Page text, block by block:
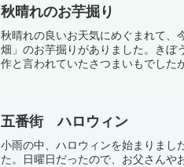
秋晴れのお芋掘り
秋晴れの良いお天気にめぐまれて、
畑」のお芋掘りがありました。きぼ
作と言われていたさつまいもでした
五番街 ハロウィン
小雨の中、ハロウィンを始まりまし
た。日曜日だったので、お父さんや